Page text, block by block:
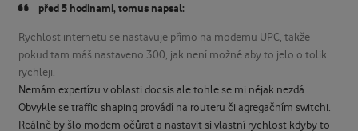
před 5 hodinami, tomus napsal:
Rychlost internetu se nastavuje přímo na modemu UPC, takže
pokud tam máš nastaveno 300, jak není možné aby to jelo o tolik
rychleji.
Nemám expertízu v oblasti docsis ale tohle se mi nějak nezdá...
Obvykle se traffic shaping provádí na routeru či agregačním switchi.
Reálně by šlo modem očůrat a nastavit si vlastní rychlost kdyby to